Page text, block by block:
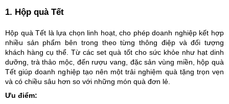
1. Hộp quà Tết
Hộp quà Tết là lựa chọn linh hoạt, cho phép doanh nghiệp kết hợp
nhiều sản phẩm bên trong theo từng thông điệp và đối tượng
khách hàng cụ thể. Từ các set quà tốt cho sức khỏe như hạt dinh
dưỡng, trà thảo mộc, đến rượu vang, đặc sản vùng miền, hộp quà
Tết giúp doanh nghiệp tạo nên một trải nghiệm quà tặng trọn vẹn
và có chiều sâu hơn so với những món quà đơn lẻ.
Ưu điểm: